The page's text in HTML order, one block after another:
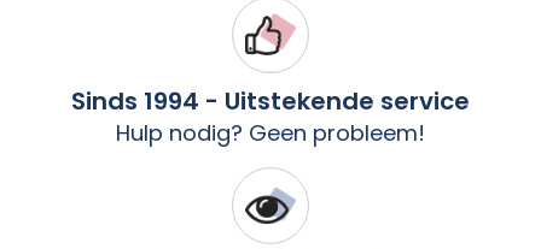
Sinds 1994 - Uitstekende service
Hulp nodig? Geen probleem!